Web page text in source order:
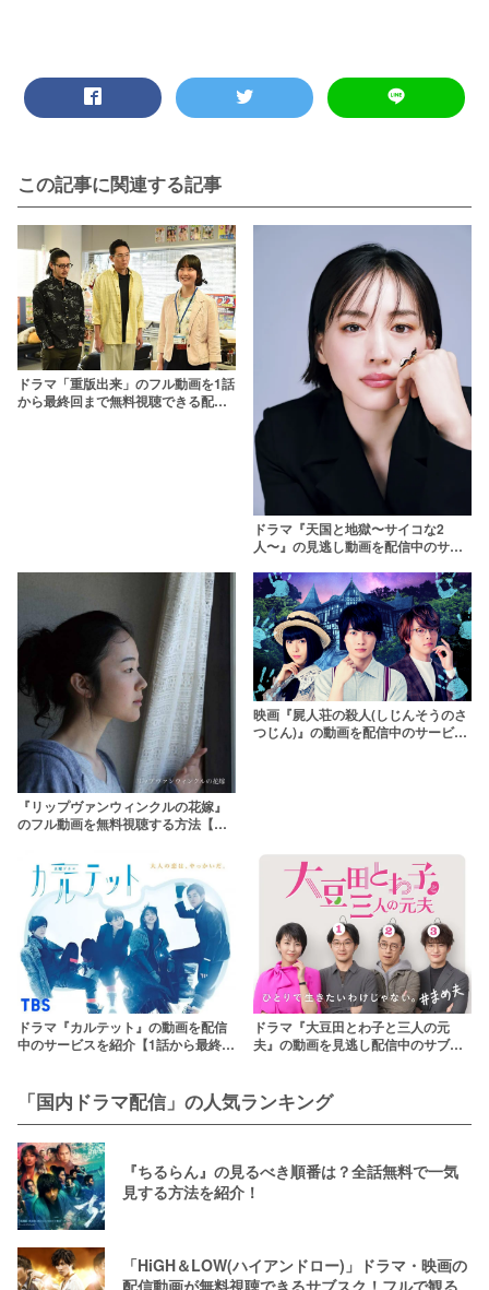
この記事に関連する記事
ドラマ「重版出来」のフル動画を1話
から最終回まで無料視聴できる配信
ドラマ『天国と地獄〜サイコな2
人〜』の見逃し動画を配信中のサブ
『リップヴァンウィンクルの花嫁』
のフル動画を無料視聴する方法【映
映画『屍人荘の殺人(しじんそうのさ
つじん)』の動画を配信中のサービス
ドラマ『カルテット』の動画を配信
中のサービスを紹介【1話から最終回
ドラマ『大豆田とわ子と三人の元
夫』の動画を見逃し配信中のサブス
「国内ドラマ配信」の人気ランキング
『ちるらん』の見るべき順番は？全話無料で一気
見する方法を紹介！
「HiGH＆LOW(ハイアンドロー)」ドラマ・映画の